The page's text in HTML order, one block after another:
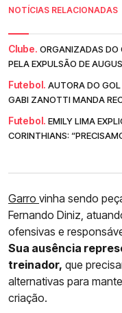
NOTÍCIAS RELACIONADAS
Clube. ORGANIZADAS DO
PELA EXPULSÃO DE
Futebol. AUTORA DO GOL
GABI ZANOTTI MANDA
Futebol. EMILY LIMA
CORINTHIANS:
Garro vinha sendo
Fernando Diniz,
ofensivas e
Sua ausência
treinador, que
alternativas para
criação.